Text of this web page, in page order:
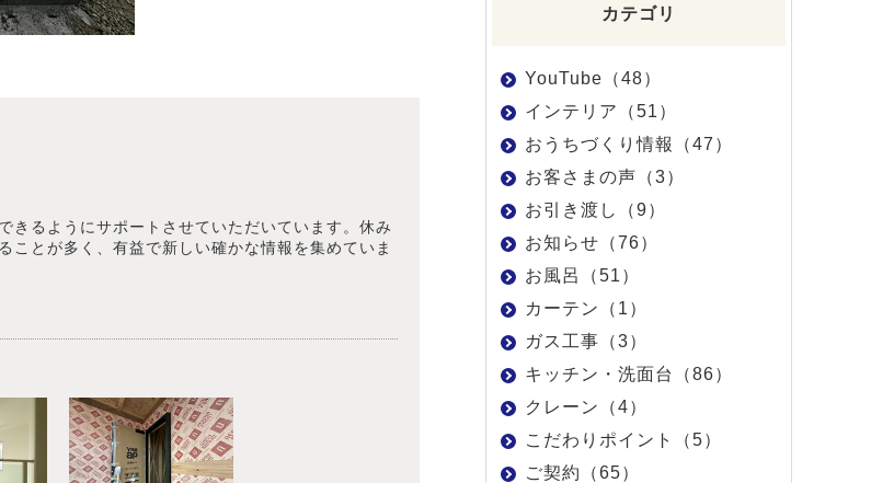
きるようにサポートさせていただいています。休み
ことが多く、有益で新しい確かな情報を集めていま
カテゴリ
YouTube（48）
インテリア（51）
おうちづくり情報（47）
お客さまの声（3）
お引き渡し（9）
お知らせ（76）
お風呂（51）
カーテン（1）
ガス工事（3）
キッチン・洗面台（86）
クレーン（4）
こだわりポイント（5）
ご契約（65）